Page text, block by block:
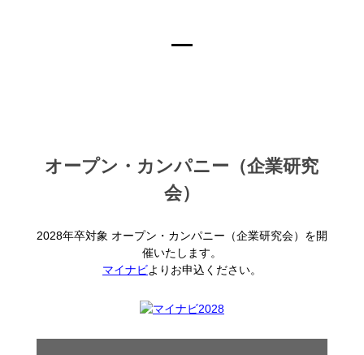
オープン・カンパニー（企業研究
会）
2028年卒対象 オープン・カンパニー（企業研究会）を開
催いたします。
マイナビよりお申込ください。